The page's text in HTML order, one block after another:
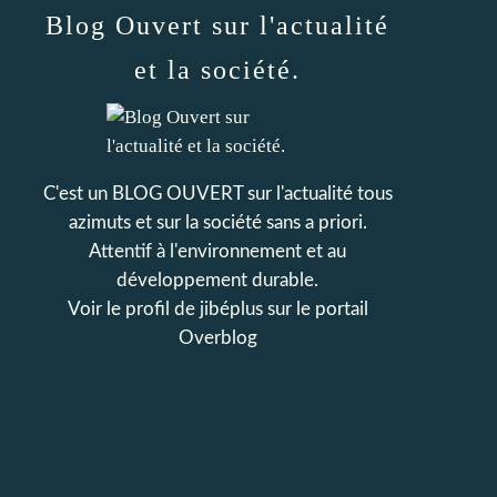
Blog Ouvert sur l'actualité
et la société.
C'est un BLOG OUVERT sur l'actualité tous
azimuts et sur la société sans a priori.
Attentif à l'environnement et au
développement durable.
Voir le profil de jibéplussur le portail
Overblog